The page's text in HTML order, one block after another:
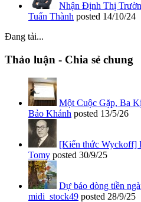
Nhận Định Thị
Tuấn Thành posted 14/10/24
Đang tải...
Thảo luận - Chia sẻ chung
Một Cuộc Gặp, Ba
Bảo Khánh posted 13/5/26
[Kiến thức Wyckoff]
Tomy posted 30/9/25
Dự báo dòng tiền
midi_stock49 posted 28/9/25